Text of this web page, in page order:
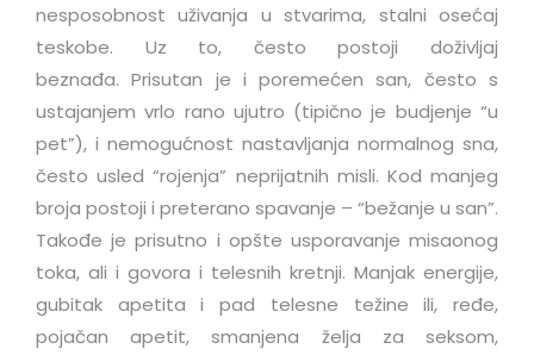
nesposobnost uživanja u stvarima, stalni osećaj
teskobe. Uz to, često postoji doživljaj
beznađa. Prisutan je i poremećen san, često s
ustajanjem vrlo rano ujutro (tipično je budjenje “u
pet”), i nemogućnost nastavljanja normalnog sna,
često usled “rojenja” neprijatnih misli. Kod manjeg
broja postoji i preterano spavanje – “bežanje u san”.
Takođe je prisutno i opšte usporavanje misaonog
toka, ali i govora i telesnih kretnji. Manjak energije,
gubitak apetita i pad telesne težine ili, ređe,
pojačan apetit, smanjena želja za seksom,